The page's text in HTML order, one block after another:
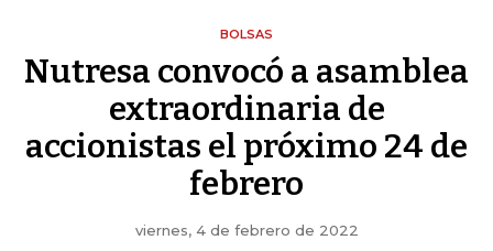
BOLSAS
Nutresa convocó a asamblea
extraordinaria de
accionistas el próximo 24 de
febrero
viernes, 4 de febrero de 2022